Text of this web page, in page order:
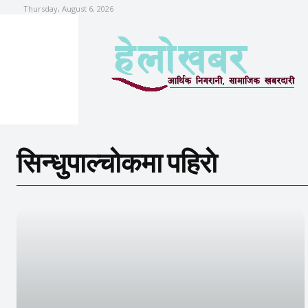
Thursday, August 6, 2026
सिन्धुपाल्चोकमा पहिराे